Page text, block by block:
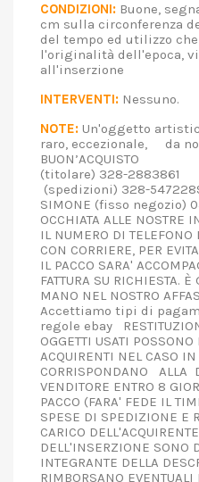
CONDIZIONI: Buone,
cm sulla circonferenza
del tempo ed utilizzo
l'originalità dell'epoca,
all'inserzione
INTERVENTI: Nessuno.
NOTE: Un'oggetto
raro, eccezionale, da
BUON’ACQUISTO
(titolare) 328-
(spedizioni) 328-
SIMONE (fisso negozio)
OCCHIATA ALLE NOSTRE
IL NUMERO DI TELEFONO
CON CORRIERE, PER
IL PACCO SARA'
FATTURA SU RICHIESTA.
MANO NEL NOSTRO
Accettiamo tipi di
regole ebay
OGGETTI USATI
ACQUIRENTI NEL CASO
CORRISPONDANO ALLA
VENDITORE ENTRO 8
PACCO (FARA' FEDE IL
SPESE DI SPEDIZIONE E
CARICO
DELL'INSERZIONE SONO
INTEGRANTE DELLA
RIMBORSANO EVENTUALI